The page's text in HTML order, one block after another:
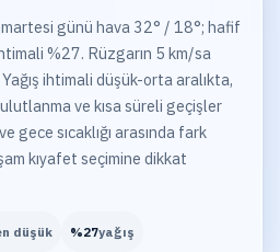
günü hava 32° / 18°; hafif
%27. Rüzgarın 5 km/sa
ihtimali düşük-orta aralıkta,
ve kısa süreli geçişler
gece sıcaklığı arasında fark
kıyafet seçimine dikkat
düşük %27yağış